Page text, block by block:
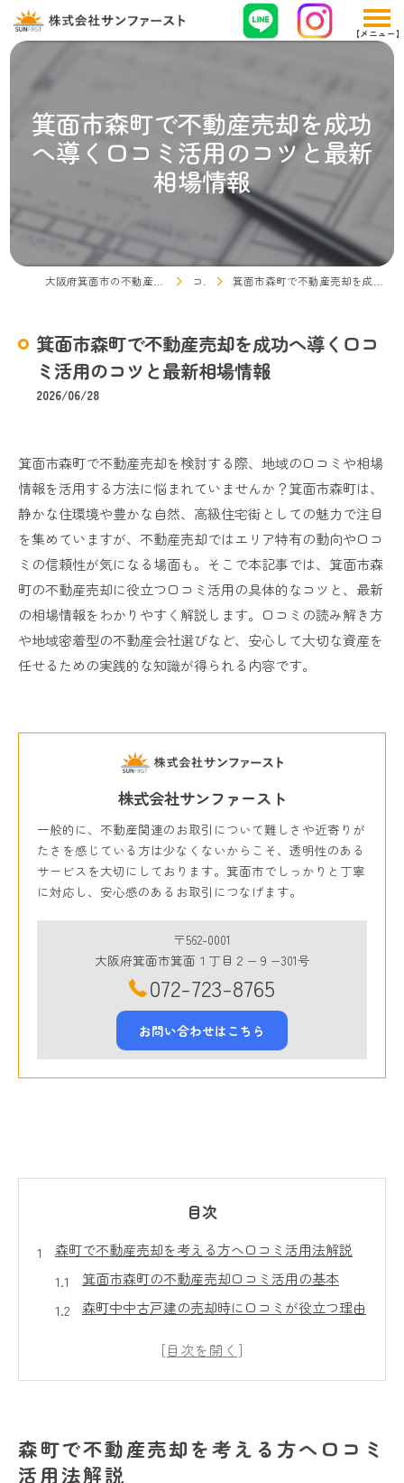
箕面市森町で不動産売却を成功
へ導く口コミ活用のコツと最新
相場情報
コラム 箕面市森町で不動産売却を成功へ導く口コミ活用のコツと最新相場情報
箕面市森町で不動産売却を成功へ導く口コ
ミ活用のコツと最新相場情報
2026/06/28
箕面市森町で不動産売却を検討する際、地域の口コミや相場
情報を活用する方法に悩まれていませんか？箕面市森町は、
静かな住環境や豊かな自然、高級住宅街としての魅力で注目
を集めていますが、不動産売却ではエリア特有の動向や口コ
ミの信頼性が気になる場面も。そこで本記事では、箕面市森
町の不動産売却に役立つ口コミ活用の具体的なコツと、最新
の相場情報をわかりやすく解説します。口コミの読み解き方
や地域密着型の不動産会社選びなど、安心して大切な資産を
任せるための実践的な知識が得られる内容です。
株式会社サンファースト
一般的に、不動産関連のお取引について難しさや近寄りが
たさを感じている方は少なくないからこそ、透明性のある
サービスを大切にしております。箕面市でしっかりと丁寧
に対応し、安心感のあるお取引につなげます。
〒562-0001
大阪府箕面市箕面１丁目２−９−301号
072-723-8765
お問い合わせはこちら
目次
森町で不動産売却を考える方へ口コミ活用法解説
箕面市森町の不動産売却口コミ活用の基本
森町中中古戸建の売却時に口コミが役立つ理由
箕面市森町の不動産売却口コミの本音と実感
森町不動産売却の口コミが語るリアルな体験
森町で不動産売却を考える方へ口コミ
活用法解説